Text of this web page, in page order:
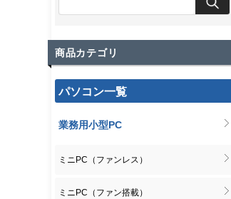
商品カテゴリ
パソコン一覧
業務用小型PC
ミニPC（ファンレス）
ミニPC（ファン搭載）